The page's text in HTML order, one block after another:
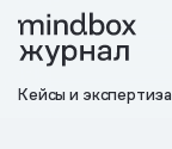
Кейсы и экспертиза